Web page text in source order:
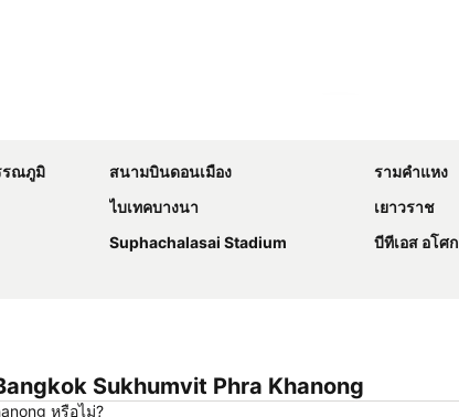
รณภูมิ สนามบินดอนเมือง
รามคำแหง
ไบเทคบางนา
เยาวราช
Suphachalasai Stadium
บีทีเอส อโศก
Sukhumvit Phra Khanong
หรือไม่?